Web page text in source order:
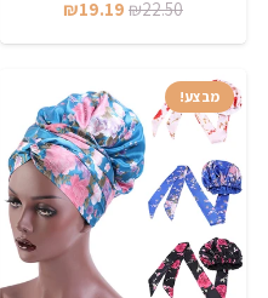
₪22.50
המחיר
המקורי
₪22.50.
₪19.19
הנוכחי
₪19.19.
מבצע!